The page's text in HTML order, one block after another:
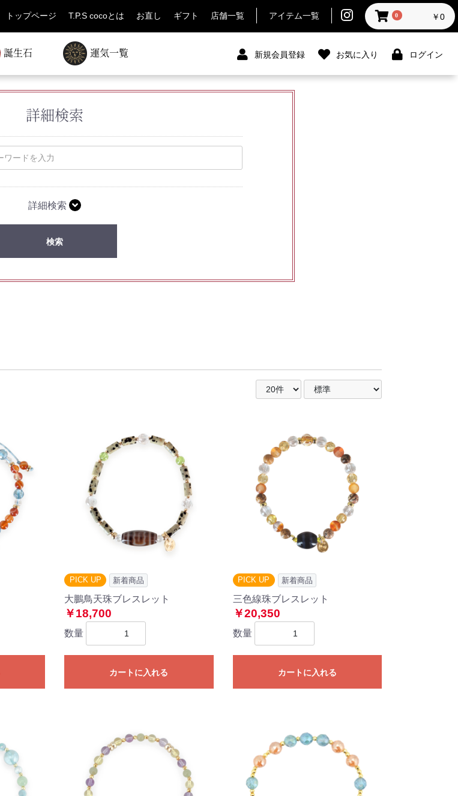
0 ￥0
アイテム一覧
店舗一覧
ギフト
お直し
T.P.S cocoとは
トップページ
誕生石 運気一覧 新規会員登録 お気に入り ログイン
詳細検索
詳細検索
検索
PICK UP 新着商品
大鵬鳥天珠ブレスレット
￥18,700
数量
カートに入れる
PICK UP 新着商品
三色線珠ブレスレット
￥20,350
数量
カートに入れる